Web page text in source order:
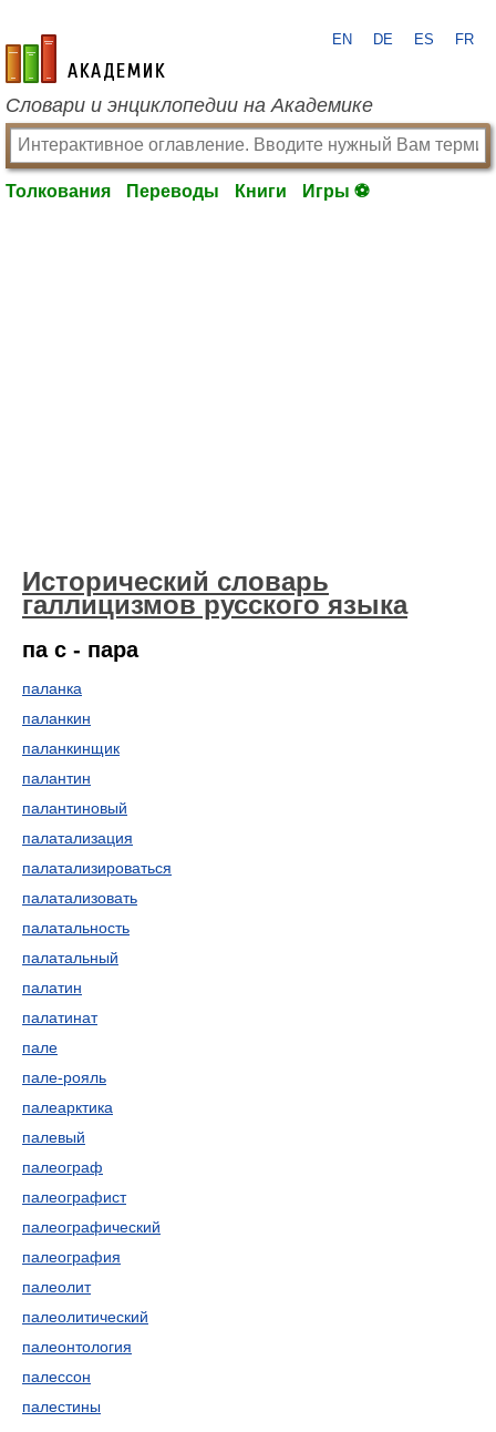
academic.ru
EN DE ES FR
Словари и энциклопедии на Академике
Толкования Переводы Книги Игры ⚽
Исторический словарь
галлицизмов русского языка
па с - пара
паланка
паланкин
паланкинщик
палантин
палантиновый
палатализация
палатализироваться
палатализовать
палатальность
палатальный
палатин
палатинат
пале
пале-рояль
палеарктика
палевый
палеограф
палеографист
палеографический
палеография
палеолит
палеолитический
палеонтология
палессон
палестины